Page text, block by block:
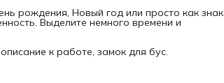
рождения, Новый год или просто как знак
Выделите немного времени и
к работе, замок для бус.